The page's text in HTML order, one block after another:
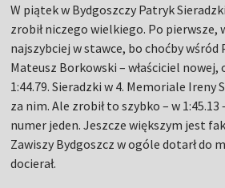
W piątek w Bydgoszczy Patryk
zrobił niczego wielkiego. Po pierwsze,
najszybciej w stawce, bo choćby wśród
Mateusz Borkowski – właściciel nowej,
1:44.79. Sieradzki w 4. Memoriale Ireny
za nim. Ale zrobił to szybko – w
numer jeden. Jeszcze większym jest
Zawiszy Bydgoszcz w ogóle dotarł do
docierał.